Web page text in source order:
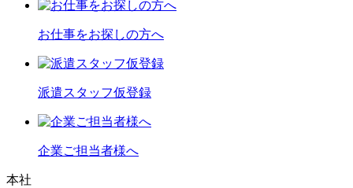
お仕事をお探しの方へ
派遣スタッフ仮登録
企業ご担当者様へ
本社